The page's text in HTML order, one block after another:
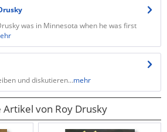
was in Minnesota when he was first
und diskutieren...mehr
von Roy Drusky